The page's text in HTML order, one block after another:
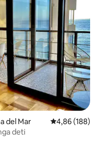
kondominial në Viña del Mar Vlerësimi
4,86 (188)
deti